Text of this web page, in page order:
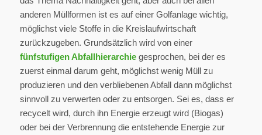
anderen Müllformen ist es auf einer Golfanlage wichtig,
möglichst viele Stoffe in die Kreislaufwirtschaft
zurückzugeben. Grundsätzlich wird von einer
fünfstufigen Abfallhierarchiegesprochen, bei der es
zuerst einmal darum geht, möglichst wenig Müll zu
produzieren und den verbliebenen Abfall dann möglichst
sinnvoll zu verwerten oder zu entsorgen. Sei es, dass er
recycelt wird, durch ihn Energie erzeugt wird (Biogas)
oder bei der Verbrennung die entstehende Energie zur